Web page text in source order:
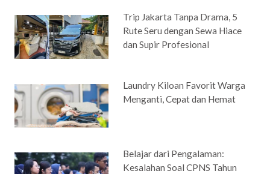
Trip Jakarta Tanpa Drama, 5
Rute Seru dengan Sewa Hiace
dan Supir Profesional
Laundry Kiloan Favorit Warga
Menganti, Cepat dan Hemat
Belajar dari Pengalaman:
Kesalahan Soal CPNS Tahun